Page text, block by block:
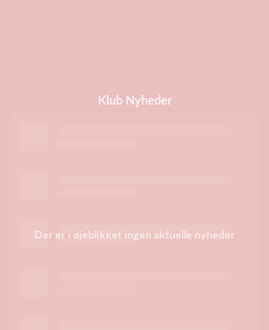
Klub Nyheder
Der er i øjeblikket ingen aktuelle nyheder